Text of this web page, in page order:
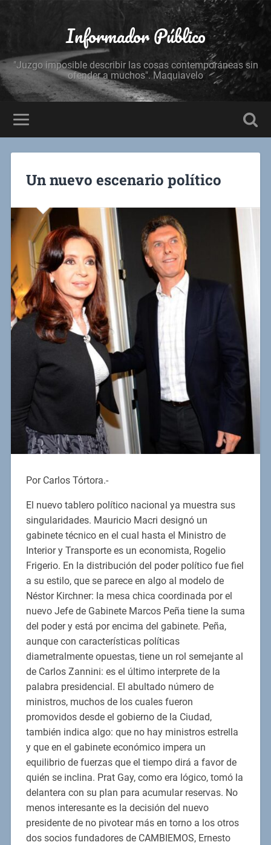
Informador Público
"Juzgo imposible describir las cosas contemporáneas sin
ofender a muchos". Maquiavelo
Un nuevo escenario político
Por Carlos Tórtora.-
El nuevo tablero político nacional ya muestra sus
singularidades. Mauricio Macri designó un
gabinete técnico en el cual hasta el Ministro de
Interior y Transporte es un economista, Rogelio
Frigerio. En la distribución del poder político fue fiel
a su estilo, que se parece en algo al modelo de
Néstor Kirchner: la mesa chica coordinada por el
nuevo Jefe de Gabinete Marcos Peña tiene la suma
del poder y está por encima del gabinete. Peña,
aunque con características políticas
diametralmente opuestas, tiene un rol semejante al
de Carlos Zannini: es el último interprete de la
palabra presidencial. El abultado número de
ministros, muchos de los cuales fueron
promovidos desde el gobierno de la Ciudad,
también indica algo: que no hay ministros estrella
y que en el gabinete económico impera un
equilibrio de fuerzas que el tiempo dirá a favor de
quién se inclina. Prat Gay, como era lógico, tomó la
delantera con su plan para acumular reservas. No
menos interesante es la decisión del nuevo
presidente de no pivotear más en torno a los otros
dos socios fundadores de CAMBIEMOS, Ernesto